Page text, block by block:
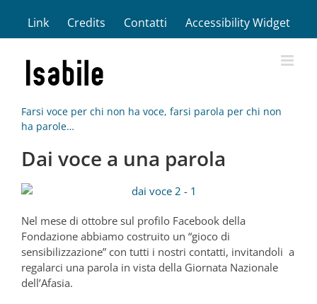
contenuto
Link Credits Contatti Accessibility Widget
Farsi voce per chi non ha voce, farsi parola per chi non
ha parole…
Dai voce a una parola
Nel mese di ottobre sul profilo Facebook della
Fondazione abbiamo costruito un “gioco di
sensibilizzazione” con tutti i nostri contatti, invitandoli a
regalarci una parola in vista della Giornata Nazionale
dell’Afasia.